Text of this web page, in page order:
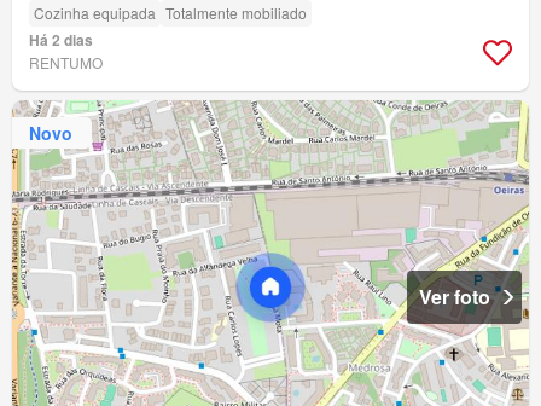
Cozinha equipada Totalmente mobiliado
Há 2 dias
RENTUMO
Novo
Ver foto